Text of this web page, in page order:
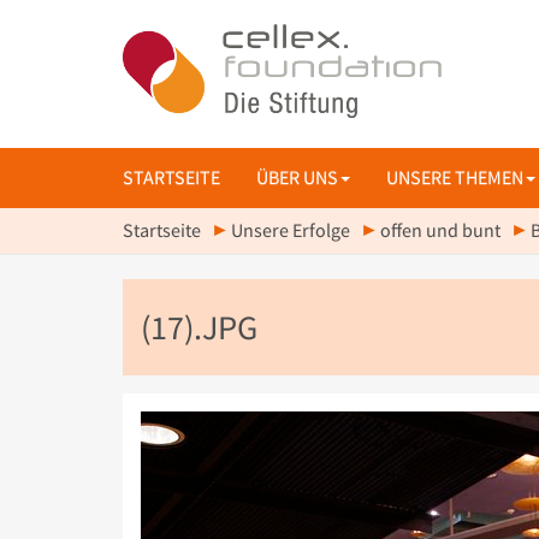
STARTSEITE ÜBER UNS UNSERE THEMEN
Startseite Unsere Erfolge offen und bunt
(17).JPG